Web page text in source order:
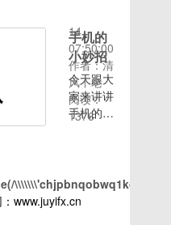
【shutdown
–s –t
5】，也
就是5秒
关机(这
个5你可
【下一
步】，再
系矮版本
的
Firefox
水狐扫瞄
器待下载
的
程方法
一：兼容
并安
装。
2、安装
完成后在
您的mac
电脑中启
电脑管
家，如图
所
如何重装
win7系
统呢？现
在在电脑
无法开机
的情况下
U盘重装
系统。我
17.1-
20200813-
nightly-
star2lte-
signed.zip
运营而生
的小程序
日常火爆
今天向大
家介绍怎
么利用手
序获得
10元红
包奖励首
重装系统
的方法多
种多样，
在电脑系
统崩溃无
法开机时
电脑可以
开机的情
手机的
小妙招
今天跟大
家来讲讲
手机的小
信吧微信
是一个比
14
07:50:00
作者：清
风不老
阅读：
1376
www.juyifx.cn